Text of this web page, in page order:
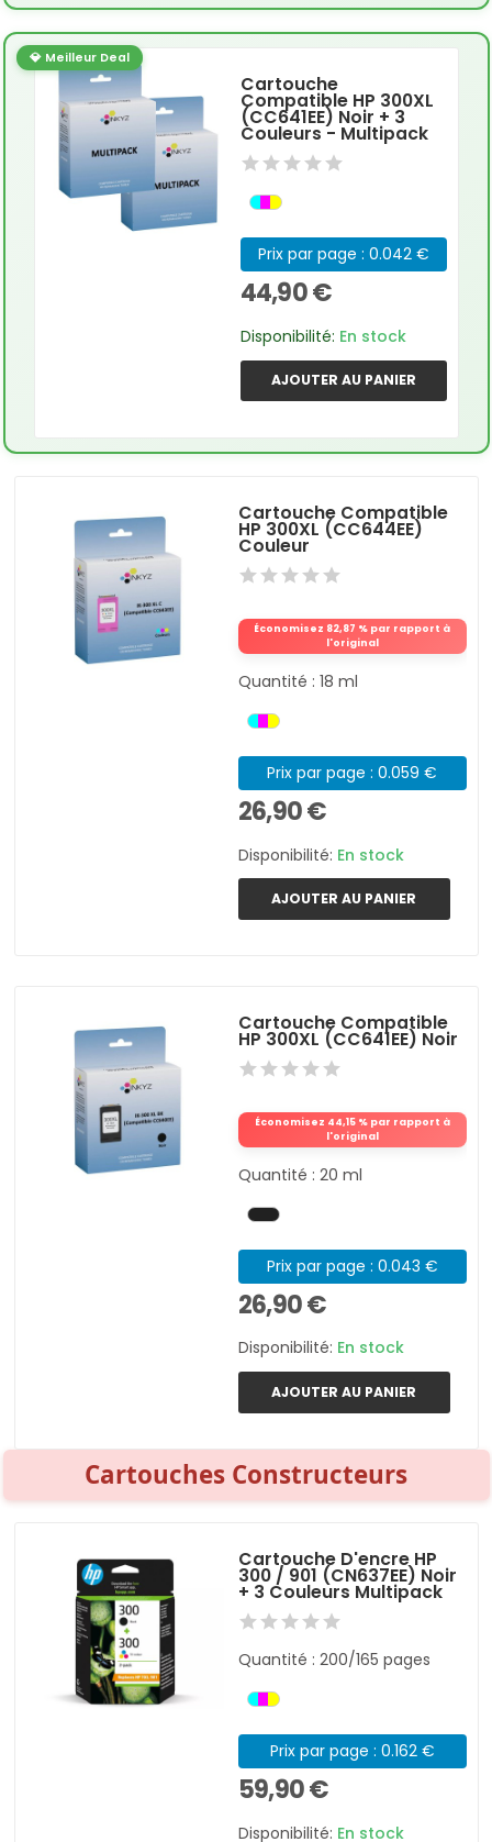
💎 Meilleur Deal
Cartouche
Compatible HP 300XL
(CC641EE) Noir + 3
Couleurs - Multipack
Prix par page : 0.042 €
44,90 €
Disponibilité: En stock
AJOUTER AU PANIER
Cartouche Compatible
HP 300XL (CC644EE)
Couleur
Économisez 82,87 % par rapport à
l'original
Quantité : 18 ml
Prix par page : 0.059 €
26,90 €
Disponibilité: En stock
AJOUTER AU PANIER
Cartouche Compatible
HP 300XL (CC641EE) Noir
Économisez 44,15 % par rapport à
l'original
Quantité : 20 ml
Prix par page : 0.043 €
26,90 €
Disponibilité: En stock
AJOUTER AU PANIER
Cartouches Constructeurs
Cartouche D'encre HP
300 / 901 (CN637EE) Noir
+ 3 Couleurs Multipack
Quantité : 200/165 pages
Prix par page : 0.162 €
59,90 €
Disponibilité: En stock